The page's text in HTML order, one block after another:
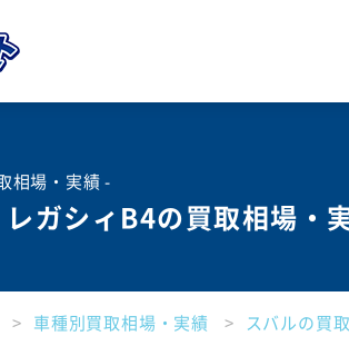
相場・実績 -
ガシィB4の買取相場・
車種別買取相場・実績 スバルの買